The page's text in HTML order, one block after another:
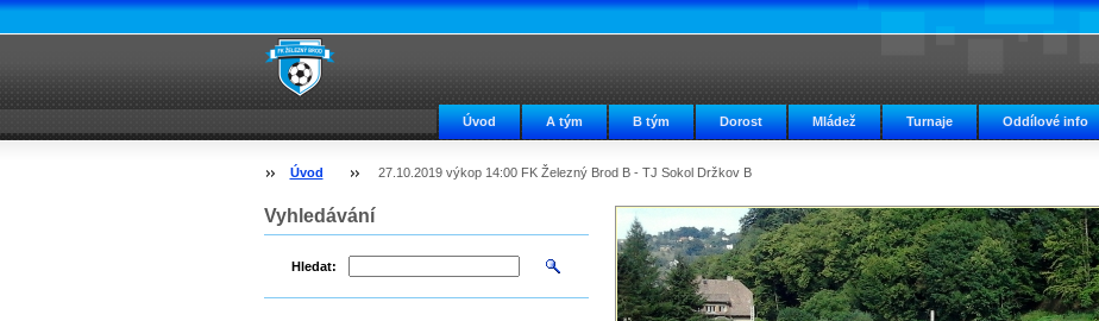
Úvod A tým B tým Dorost Mládež Turnaje Oddílové info
Úvod 27.10.2019 výkop 14:00 FK Železný Brod B - TJ Sokol Držkov B
Vyhledávání
Hledat: